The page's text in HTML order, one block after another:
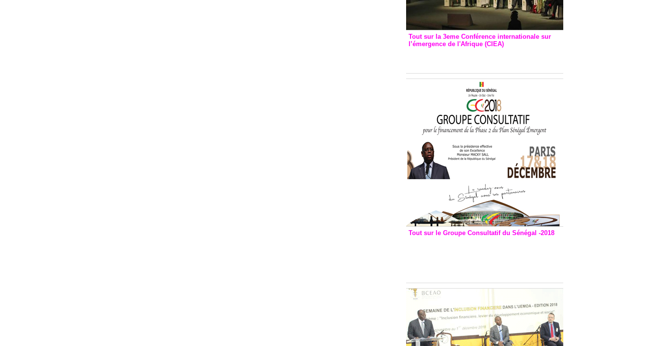
Tout sur la 3eme Conférence internationale sur
l’émergence de l'Afrique (CIEA)
Tout sur le Groupe Consultatif du Sénégal -2018